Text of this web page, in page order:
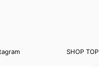
SHOP TOP